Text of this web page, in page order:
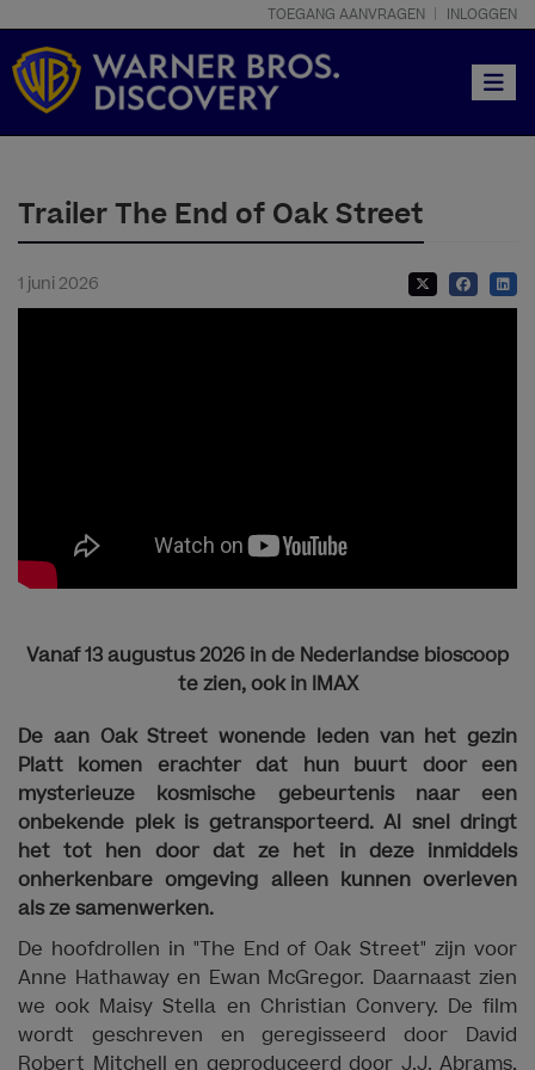
TOEGANG AANVRAGEN INLOGGEN
Trailer The End of Oak Street
1 juni 2026
Vanaf 13 augustus 2026 in de Nederlandse bioscoop
te zien,ook in IMAX
De aan Oak Street wonende leden van het gezin
Platt komen erachter dat hun buurt door een
mysterieuze kosmische gebeurtenis naar een
onbekende plek is getransporteerd. Al snel dringt
het tot hen door dat ze het in deze inmiddels
onherkenbare omgeving alleen kunnen overleven
als ze samenwerken.
De hoofdrollen in "The End of Oak Street" zijn voor
Anne Hathaway en Ewan McGregor. Daarnaast zien
we ook Maisy Stella en Christian Convery. De film
wordt geschreven en geregisseerd door David
Robert Mitchell en geproduceerd door J.J. Abrams,